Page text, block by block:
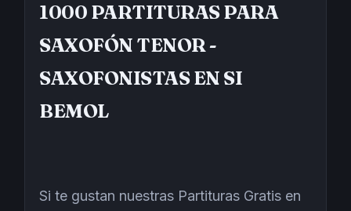
1000 PARTITURAS PARA
SAXOFÓN TENOR -
SAXOFONISTAS EN SI
BEMOL
Si te gustan nuestras Partituras Gratis en